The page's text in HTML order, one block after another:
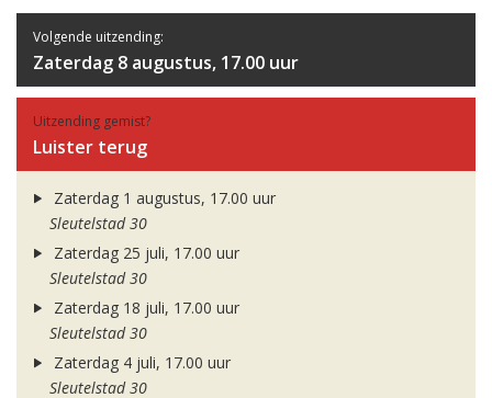
Volgende uitzending:
Zaterdag 8 augustus, 17.00 uur
Uitzending gemist?
Luister terug
Zaterdag 1 augustus, 17.00 uur
Sleutelstad 30
Zaterdag 25 juli, 17.00 uur
Sleutelstad 30
Zaterdag 18 juli, 17.00 uur
Sleutelstad 30
Zaterdag 4 juli, 17.00 uur
Sleutelstad 30